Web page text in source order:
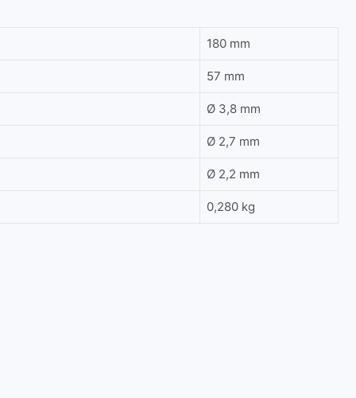
180 mm
57 mm
Ø 3,8 mm
Ø 2,7 mm
Ø 2,2 mm
0,280 kg